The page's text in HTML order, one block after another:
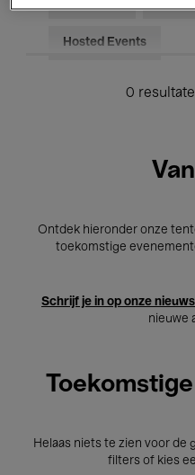
Hosted Events
0
Ontdek hieronder onze
toekomstige
Schrijf je in op onze
nieuwe
Helaas niets te zien voor de
filters of kies